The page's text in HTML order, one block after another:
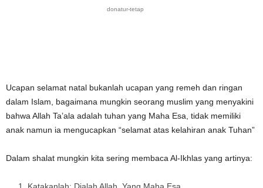
donatur-tetap
Ucapan selamat natal bukanlah ucapan yang remeh dan ringan
dalam Islam, bagaimana mungkin seorang muslim yang menyakini
bahwa Allah Ta’ala adalah tuhan yang Maha Esa, tidak memiliki
anak namun ia mengucapkan “selamat atas kelahiran anak Tuhan”
Dalam shalat mungkin kita sering membaca Al-Ikhlas yang artinya:
Katakanlah: Dialah Allah, Yang Maha Esa.